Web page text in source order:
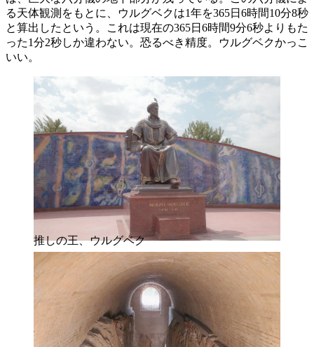
る天体観測をもとに、ウルグベクは1年を365日6時間10分8秒
と算出したという。これは現在の365日6時間9分6秒よりもた
った1分2秒しか違わない。恐るべき精度。ウルグベクかっこ
いい。
推しの王、ウルグベク